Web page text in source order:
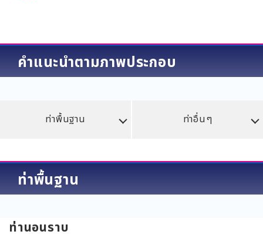
คำแนะนำตามภาพประกอบ
ท่าพื้นฐาน ท่าอื่นๆ
ท่าพื้นฐาน
ท่านอนราบ